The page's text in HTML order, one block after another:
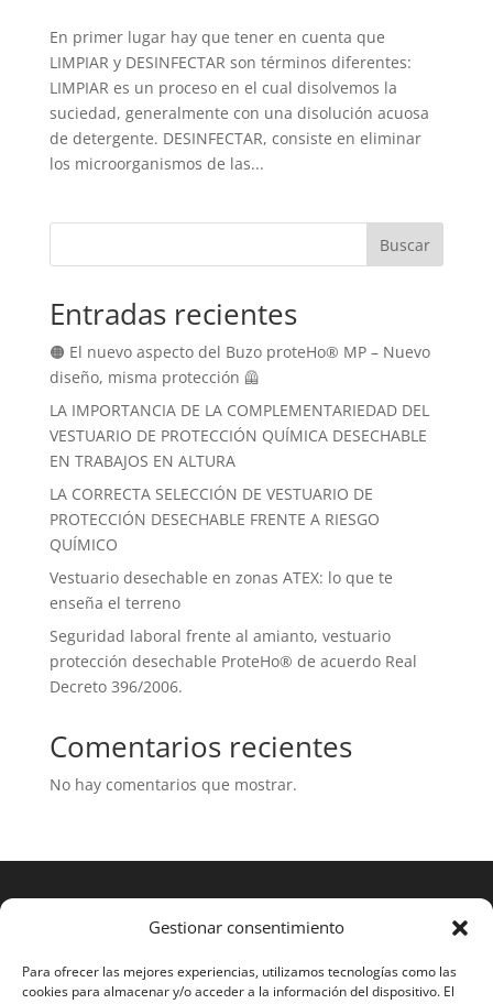
Gestionar consentimiento
Para ofrecer las mejores experiencias, utilizamos tecnologías como las
cookies para almacenar y/o acceder a la información del dispositivo. El
En primer lugar hay que tener en cuenta que
LIMPIAR y DESINFECTAR son términos diferentes:
LIMPIAR es un proceso en el cual disolvemos la
suciedad, generalmente con una disolución acuosa
de detergente. DESINFECTAR, consiste en eliminar
los microorganismos de las...
Buscar
Entradas recientes
🟠 El nuevo aspecto del Buzo proteHo® MP – Nuevo
diseño, misma protección 🦺
LA IMPORTANCIA DE LA COMPLEMENTARIEDAD DEL
VESTUARIO DE PROTECCIÓN QUÍMICA DESECHABLE
EN TRABAJOS EN ALTURA
LA CORRECTA SELECCIÓN DE VESTUARIO DE
PROTECCIÓN DESECHABLE FRENTE A RIESGO
QUÍMICO
Vestuario desechable en zonas ATEX: lo que te
enseña el terreno
Seguridad laboral frente al amianto, vestuario
protección desechable ProteHo® de acuerdo Real
Decreto 396/2006.
Comentarios recientes
No hay comentarios que mostrar.